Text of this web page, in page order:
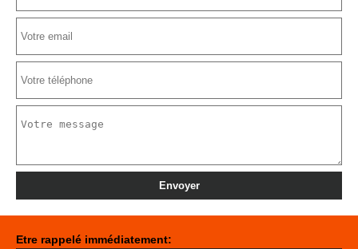
Etre rappelé immédiatement: